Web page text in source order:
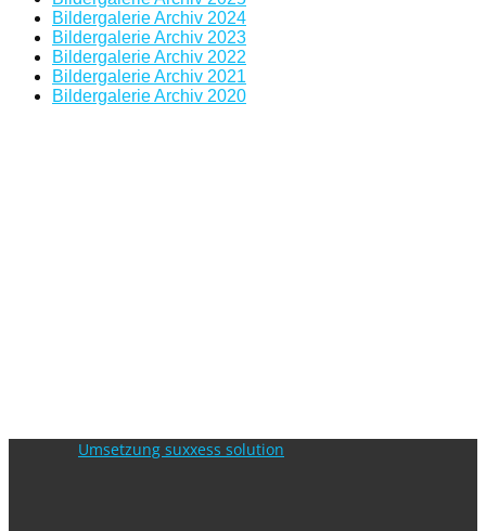
Bildergalerie Archiv 2024
Bildergalerie Archiv 2023
Bildergalerie Archiv 2022
Bildergalerie Archiv 2021
Bildergalerie Archiv 2020
Umsetzung suxxess solution